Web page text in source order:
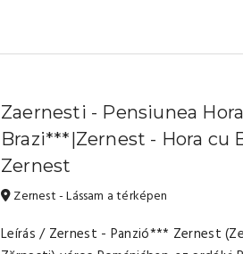
Zaernesti - Pensiunea
Brazi***|Zernest - Hora cu
Zernest
Zernest - Lássam a térképen
Leírás / Zernest - Panzió*** Zernest